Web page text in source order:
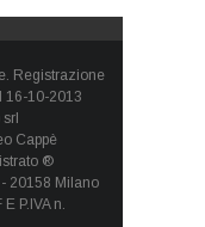
Registrazione
16-10-2013
Cappè
®
20158 Milano
P.IVA n.